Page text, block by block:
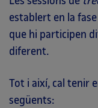
establert en la
que hi participen
diferent.
Tot i així, cal tenir
següents: